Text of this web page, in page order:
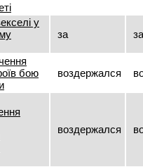
у
за за
бою
воздержался
воздержался